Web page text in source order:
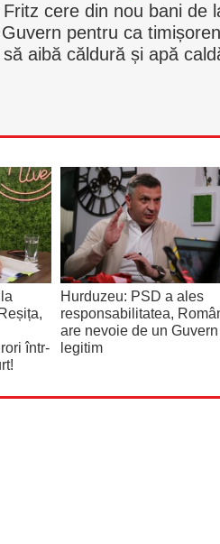
Fritz cere din nou bani de
Guvern pentru ca
să aibă căldură și apă
într-
Hurduzeu: PSD a ales
responsabilitatea,
are nevoie de un Guvern
legitim